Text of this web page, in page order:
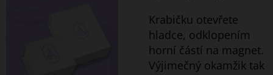
Krabičku otevřete
hladce, odklopením
horní částí na magnet.
Výjimečný okamžik tak